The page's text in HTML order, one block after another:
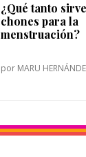
¿Qué tanto
chones para la
menstruación?
por MARU